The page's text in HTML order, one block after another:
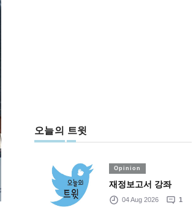
오늘의 트윗
Opinion
재정보고서 강좌
04 Aug 2026 1